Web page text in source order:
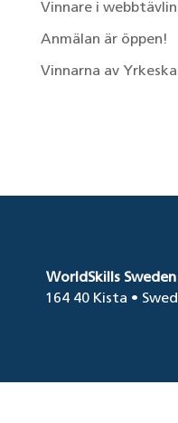
Vinnare i
Anmälan är öppen!
Vinnarna av
WorldSkills Sweden
164 40 Kista •